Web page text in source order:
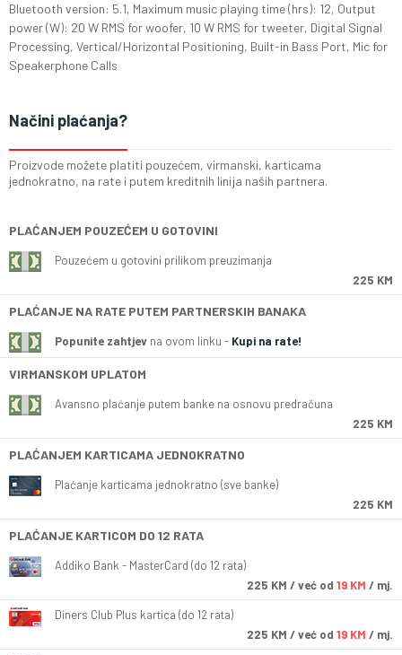
Bluetooth version: 5.1, Maximum music playing time (hrs): 12, Output
power (W): 20 W RMS for woofer, 10 W RMS for tweeter, Digital Signal
Processing, Vertical/Horizontal Positioning, Built-in Bass Port, Mic for
Speakerphone Calls
Načini plaćanja?
Proizvode možete platiti pouzećem, virmanski, karticama
jednokratno, na rate i putem kreditnih linija naših partnera.
PLAĆANJEM POUZEĆEM U GOTOVINI
Pouzećem u gotovini prilikom preuzimanja
225 KM
PLAĆANJE NA RATE PUTEM PARTNERSKIH BANAKA
Popunite zahtjev na ovom linku - Kupi na rate!
VIRMANSKOM UPLATOM
Avansno plaćanje putem banke na osnovu predračuna
225 KM
PLAĆANJEM KARTICAMA JEDNOKRATNO
Plaćanje karticama jednokratno (sve banke)
225 KM
PLAĆANJE KARTICOM DO 12 RATA
Addiko Bank - MasterCard (do 12 rata)
225 KM / već od 19 KM / mj.
Diners Club Plus kartica (do 12 rata)
225 KM / već od 19 KM / mj.